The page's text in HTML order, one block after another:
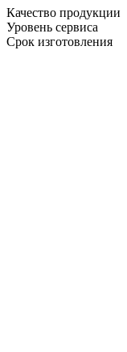
Качество продукции
Уровень сервиса
Срок изготовления